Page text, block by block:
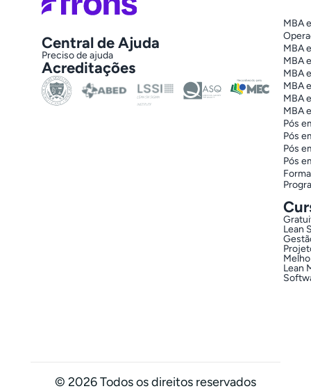
Central de Ajuda
Preciso de ajuda
Acreditações
MBA
MBA
MBA
MBA
MBA
MBA
MBA
Pós
Pós
Pós
Pós
Lean
Lean
© 2026 Todos os direitos reservados